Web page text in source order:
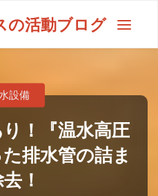
の活動ブログ
！『温水高圧
排水管の詰ま
！
設備